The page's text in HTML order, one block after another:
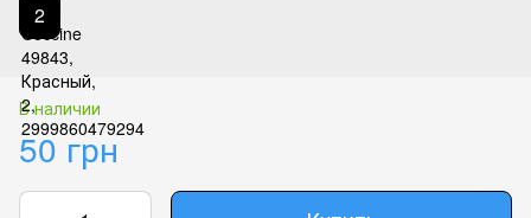
2
В наличии
50 грн